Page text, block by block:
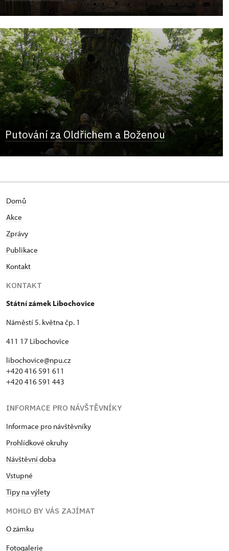
Putování za Oldřichem a Boženou
Domů
Akce
Zprávy
Publikace
Kontakt
KONTAKT
Státní zámek Libochovice
Náměstí 5. května čp. 1
411 17 Libochovice
libochovice@npu.cz
+420 416 591 611
+420 416 591 443
INFORMACE PRO NÁVŠTĚVNÍKY
Informace pro návštěvníky
Prohlídkové okruhy
Návštěvní doba
Vstupné
Tipy na výlety
MOHLO BY VÁS ZAJÍMAT
O zámku
Fotogalerie